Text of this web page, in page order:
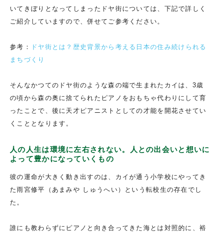
いてきぼりとなってしまったドヤ街については、下記で詳しく
ご紹介していますので、併せてご参考ください。
参考：
ドヤ街とは？歴史背景から考える日本の住み続けられる
まちづくり
そんなかつてのドヤ街のような森の端で生まれたカイは、3歳
の頃から森の奥に捨てられたピアノをおもちゃ代わりにして育
ったことで、後に天才ピアニストとしての才能を開花させてい
くこととなります。
人の人生は環境に左右されない。人との出会いと想いに
よって豊かになっていくもの
彼の運命が大きく動き出すのは、カイが通う小学校にやってき
た雨宮修平（あまみや しゅうへい）という転校生の存在でし
た。
誰にも教わらずにピアノと向き合ってきた海とは対照的に、裕